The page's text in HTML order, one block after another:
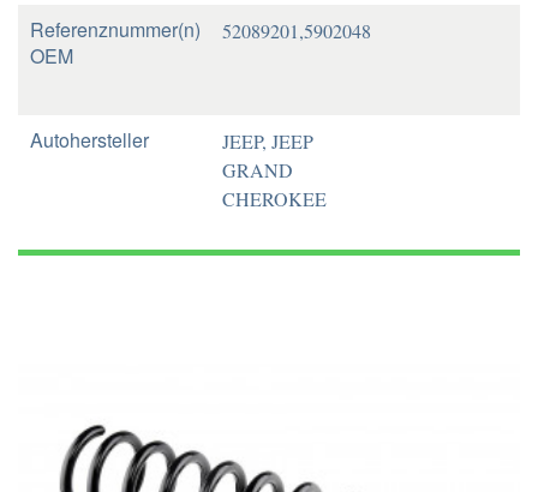
Referenznummer(n)
OEM
52089201,5902048
Autohersteller
JEEP, JEEP
GRAND
CHEROKEE